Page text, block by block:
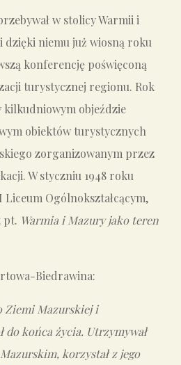
w stolicy Warmii i
dzięki niemu już wiosną roku
konferencję poświęconą
turystycznej regionu. Rok
kilkudniowym objeździe
obiektów turystycznych
zorganizowanym przez
W styczniu 1948 roku
Liceum Ogólnokształcącym,
pt. Warmia i Mazury jako teren
Biedrawina:
Ziemi Mazurskiej i
do końca życia. Utrzymywał
korzystał z jego